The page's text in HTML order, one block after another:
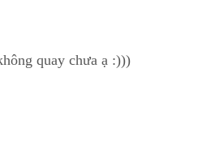
quay chưa ạ :)))